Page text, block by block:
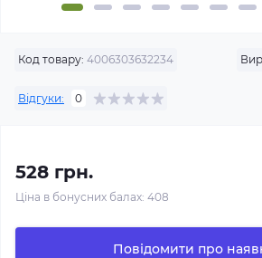
Код товару: 4006303632234
Відгуки: 0
528 грн.
Ціна в бонусних балах: 408
Повідомити про